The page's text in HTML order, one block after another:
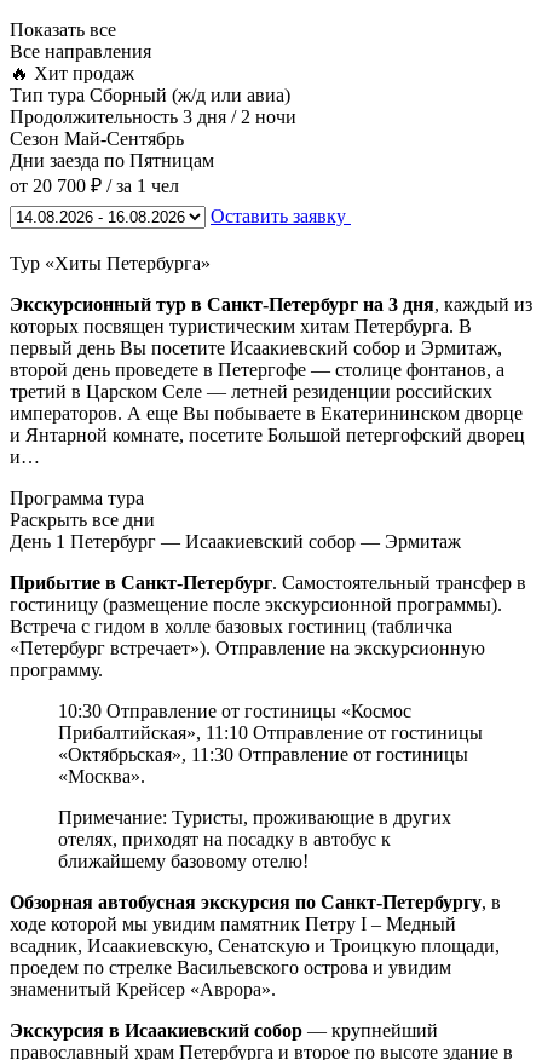
Показать все
Все направления
🔥 Хит продаж
Тип тура Сборный (ж/д или авиа)
Продолжительность 3 дня / 2 ночи
Сезон Май-Сентябрь
Дни заезда по Пятницам
от 20 700 ₽ / за 1 чел
Оставить заявку
Тур «Хиты Петербурга»
Экскурсионный тур в Санкт-Петербург на 3 дня, каждый из
которых посвящен туристическим хитам Петербурга. В
первый день Вы посетите Исаакиевский собор и Эрмитаж,
второй день проведете в Петергофе — столице фонтанов, а
третий в Царском Селе — летней резиденции российских
императоров. А еще Вы побываете в Екатерининском дворце
и Янтарной комнате, посетите Большой петергофский дворец
и…
Программа тура
Раскрыть все дни
День 1 Петербург — Исаакиевский собор — Эрмитаж
Прибытие в Санкт-Петербург. Самостоятельный трансфер в
гостиницу (размещение после экскурсионной программы).
Встреча с гидом в холле базовых гостиниц (табличка
«Петербург встречает»). Отправление на экскурсионную
программу.
10:30 Отправление от гостиницы «Космос
Прибалтийская», 11:10 Отправление от гостиницы
«Октябрьская», 11:30 Отправление от гостиницы
«Москва».
Примечание: Туристы, проживающие в других
отелях, приходят на посадку в автобус к
ближайшему базовому отелю!
Обзорная автобусная экскурсия по Санкт-Петербургу, в
ходе которой мы увидим памятник Петру I – Медный
всадник, Исаакиевскую, Сенатскую и Троицкую площади,
проедем по стрелке Васильевского острова и увидим
знаменитый Крейсер «Аврора».
Экскурсия в Исаакиевский собор — крупнейший
православный храм Петербурга и второе по высоте здание в